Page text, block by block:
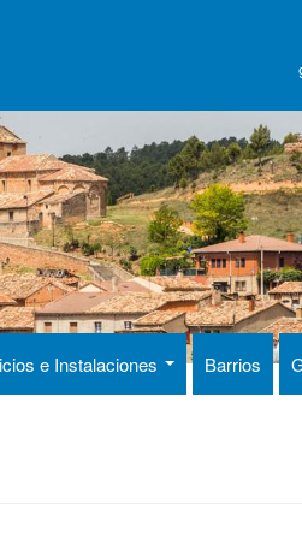
e Instalaciones Barrios